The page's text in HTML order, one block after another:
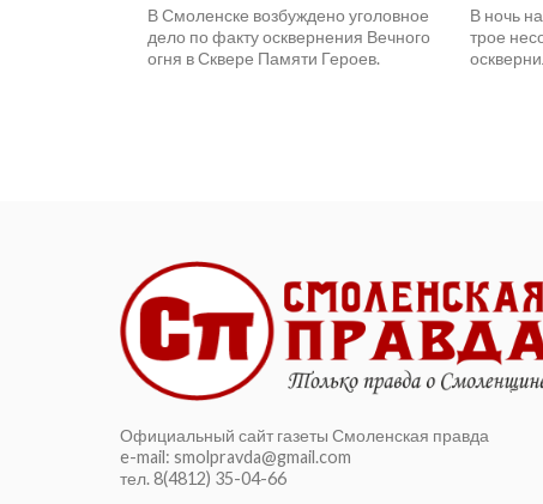
В Смоленске возбуждено уголовное
дело по факту осквернения Вечного
огня в Сквере Памяти Героев.
В ночь
трое
Официальный сайт газеты Смоленская правда
e-mail: smolpravda@gmail.com
тел. 8(4812) 35-04-66